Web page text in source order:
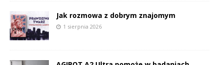
Jak rozmowa z dobrym znajomym
1 sierpnia 2026